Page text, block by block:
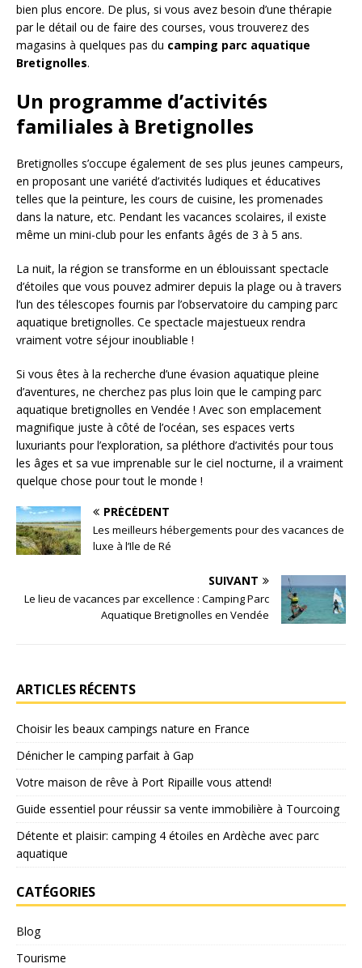
bien plus encore. De plus, si vous avez besoin d’une thérapie
par le détail ou de faire des courses, vous trouverez des
magasins à quelques pas du camping parc aquatique
Bretignolles.
Un programme d’activités
familiales à Bretignolles
Bretignolles s’occupe également de ses plus jeunes campeurs,
en proposant une variété d’activités ludiques et éducatives
telles que la peinture, les cours de cuisine, les promenades
dans la nature, etc. Pendant les vacances scolaires, il existe
même un mini-club pour les enfants âgés de 3 à 5 ans.
La nuit, la région se transforme en un éblouissant spectacle
d’étoiles que vous pouvez admirer depuis la plage ou à travers
l’un des télescopes fournis par l’observatoire du camping parc
aquatique bretignolles. Ce spectacle majestueux rendra
vraiment votre séjour inoubliable !
Si vous êtes à la recherche d’une évasion aquatique pleine
d’aventures, ne cherchez pas plus loin que le camping parc
aquatique bretignolles en Vendée ! Avec son emplacement
magnifique juste à côté de l’océan, ses espaces verts
luxuriants pour l’exploration, sa pléthore d’activités pour tous
les âges et sa vue imprenable sur le ciel nocturne, il a vraiment
quelque chose pour tout le monde !
PRÉCÉDENT
Les meilleurs hébergements pour des vacances de
luxe à l’Ile de Ré
SUIVANT
Le lieu de vacances par excellence : Camping Parc
Aquatique Bretignolles en Vendée
ARTICLES RÉCENTS
Choisir les beaux campings nature en France
Dénicher le camping parfait à Gap
Votre maison de rêve à Port Ripaille vous attend!
Guide essentiel pour réussir sa vente immobilière à Tourcoing
Détente et plaisir: camping 4 étoiles en Ardèche avec parc
aquatique
CATÉGORIES
Blog
Tourisme